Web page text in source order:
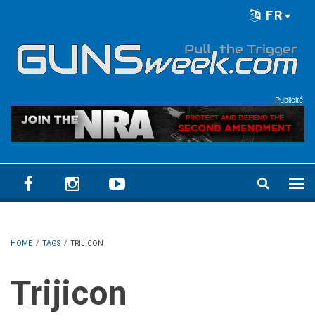
FR
Publicité
HOME / TAGS / TRIJICON
Trijicon